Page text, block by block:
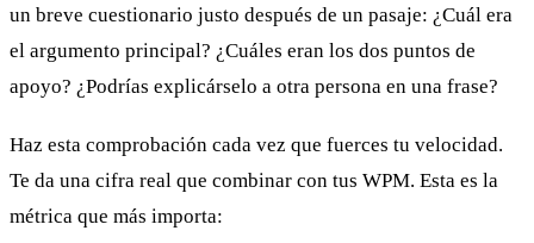
un breve cuestionario justo después de un pasaje: ¿Cuál era
el argumento principal? ¿Cuáles eran los dos puntos de
apoyo? ¿Podrías explicárselo a otra persona en una frase?
Haz esta comprobación cada vez que fuerces tu velocidad.
Te da una cifra real que combinar con tus WPM. Esta es la
métrica que más importa: